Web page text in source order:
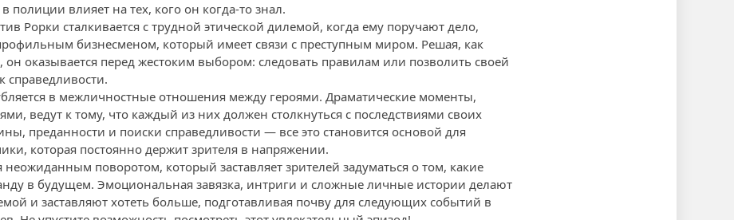
полиции влияет на тех, кого он когда-то знал.
Рорки сталкивается с трудной этической дилемой, когда ему поручают дело,
бизнесменом, который имеет связи с преступным миром. Решая, как
он оказывается перед жестоким выбором: следовать правилам или позволить своей
справедливости.
в межличностные отношения между героями. Драматические моменты,
ведут к тому, что каждый из них должен столкнуться с последствиями своих
преданности и поиски справедливости — все это становится основой для
которая постоянно держит зрителя в напряжении.
неожиданным поворотом, который заставляет зрителей задуматься о том, какие
в будущем. Эмоциональная завязка, интриги и сложные личные истории делают
и заставляют хотеть больше, подготавливая почву для следующих событий в